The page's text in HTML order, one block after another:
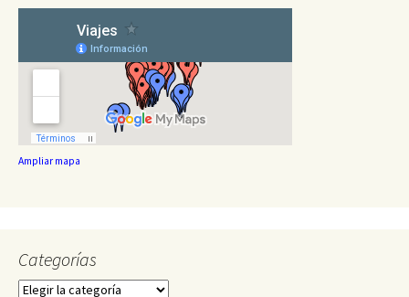
Ampliar mapa
Categorías
Categorías